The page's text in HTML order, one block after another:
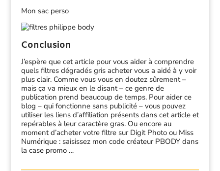
Mon sac perso
Conclusion
J’espère que cet article pour vous aider à comprendre
quels filtres dégradés gris acheter vous a aidé à y voir
plus clair. Comme vous vous en doutez sûrement –
mais ça va mieux en le disant – ce genre de
publication prend beaucoup de temps. Pour aider ce
blog – qui fonctionne sans publicité – vous pouvez
utiliser les liens d’affiliation présents dans cet article et
repérables à leur caractère gras. Ou encore au
moment d’acheter votre filtre sur Digit Photo ou Miss
Numérique : saisissez mon code créateur PBODY dans
la case promo …